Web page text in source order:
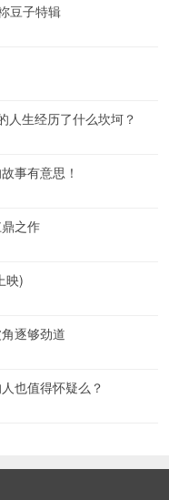
豆子特辑
人生经历了什么坎坷？
事有意思！
之作
映)
逐够劲道
也值得怀疑么？